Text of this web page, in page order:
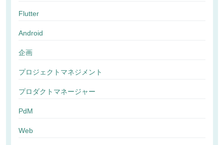
Flutter
Android
企画
プロジェクトマネジメント
プロダクトマネージャー
PdM
Web